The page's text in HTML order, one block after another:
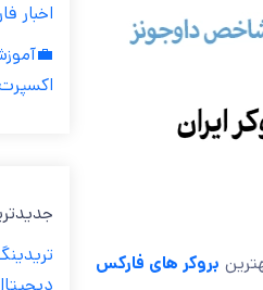
بروکر های فارکس
اخبار
اکسپرت